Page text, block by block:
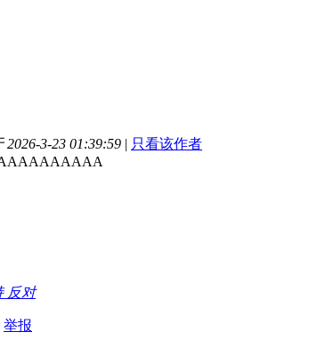
2026-3-23 01:39:59 | 只看该作者
反对
举报